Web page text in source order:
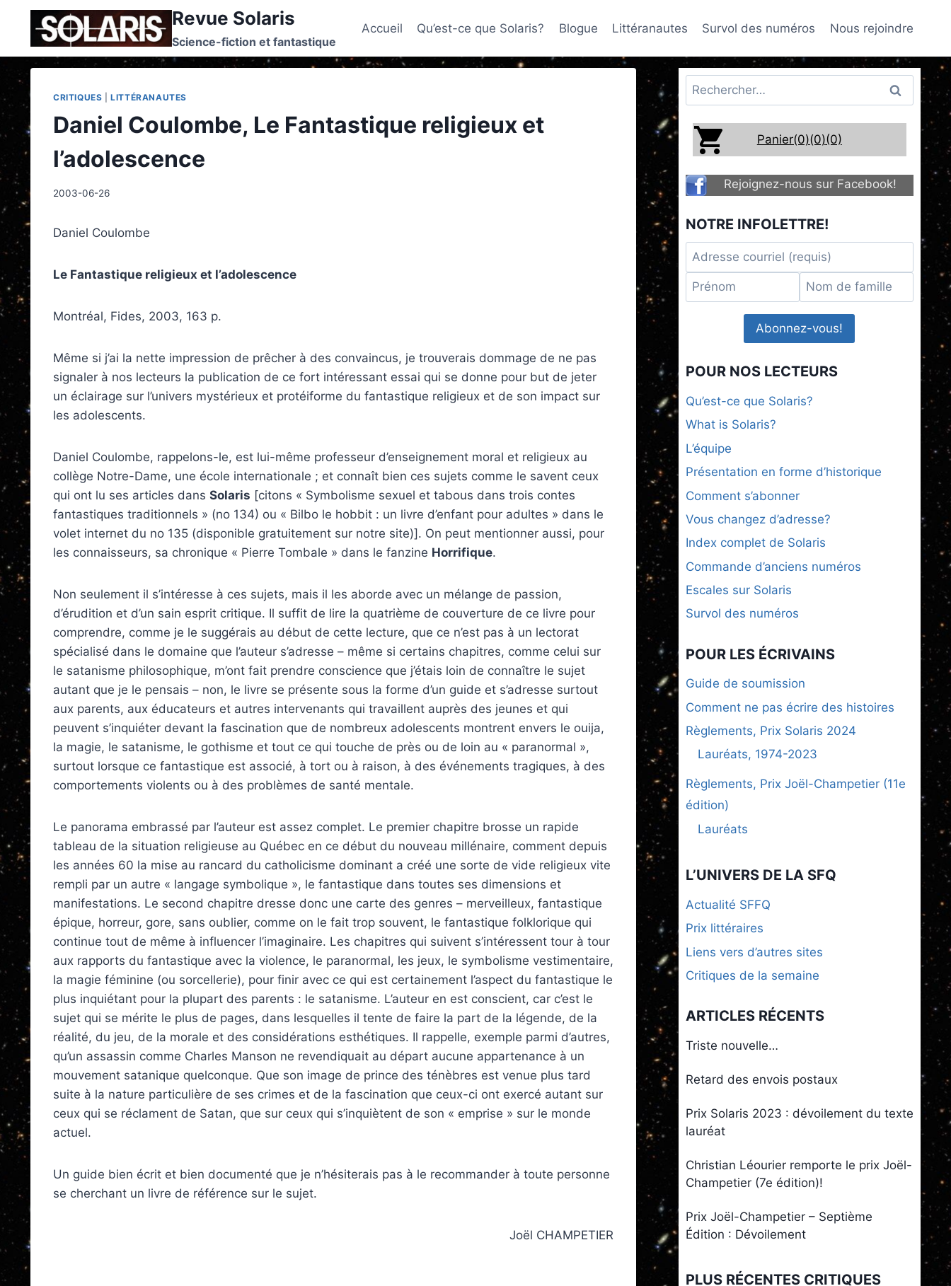
content
Revue Solaris
Science-fiction et fantastique
Accueil Qu’est-ce que Solaris? Blogue Littéranautes Survol des numéros Nous rejoindre
CRITIQUES |LITTÉRANAUTES
Daniel Coulombe, Le Fantastique religieux et
l’adolescence
2003-06-26
Daniel Coulombe
Le Fantastique religieux et l’adolescence
Montréal, Fides, 2003, 163 p.
Même si j’ai la nette impression de prêcher à des convaincus, je trouverais dommage de ne pas
signaler à nos lecteurs la publication de ce fort intéressant essai qui se donne pour but de jeter
un éclairage sur l’univers mystérieux et protéiforme du fantastique religieux et de son impact sur
les adolescents.
Daniel Coulombe, rappelons-le, est lui-même professeur d’enseignement moral et religieux au
collège Notre-Dame, une école internationale ; et connaît bien ces sujets comme le savent ceux
qui ont lu ses articles dans Solaris [citons « Symbolisme sexuel et tabous dans trois contes
fantastiques traditionnels » (no 134) ou « Bilbo le hobbit : un livre d’enfant pour adultes » dans le
volet internet du no 135 (disponible gratuitement sur notre site)]. On peut mentionner aussi, pour
les connaisseurs, sa chronique « Pierre Tombale » dans le fanzine Horrifique.
Non seulement il s’intéresse à ces sujets, mais il les aborde avec un mélange de passion,
d’érudition et d’un sain esprit critique. Il suffit de lire la quatrième de couverture de ce livre pour
comprendre, comme je le suggérais au début de cette lecture, que ce n’est pas à un lectorat
spécialisé dans le domaine que l’auteur s’adresse – même si certains chapitres, comme celui sur
le satanisme philosophique, m’ont fait prendre conscience que j’étais loin de connaître le sujet
autant que je le pensais – non, le livre se présente sous la forme d’un guide et s’adresse surtout
aux parents, aux éducateurs et autres intervenants qui travaillent auprès des jeunes et qui
peuvent s’inquiéter devant la fascination que de nombreux adolescents montrent envers le ouija,
la magie, le satanisme, le gothisme et tout ce qui touche de près ou de loin au « paranormal »,
surtout lorsque ce fantastique est associé, à tort ou à raison, à des événements tragiques, à des
comportements violents ou à des problèmes de santé mentale.
Le panorama embrassé par l’auteur est assez complet. Le premier chapitre brosse un rapide
tableau de la situation religieuse au Québec en ce début du nouveau millénaire, comment depuis
les années 60 la mise au rancard du catholicisme dominant a créé une sorte de vide religieux vite
rempli par un autre « langage symbolique », le fantastique dans toutes ses dimensions et
manifestations. Le second chapitre dresse donc une carte des genres – merveilleux, fantastique
épique, horreur, gore, sans oublier, comme on le fait trop souvent, le fantastique folklorique qui
continue tout de même à influencer l’imaginaire. Les chapitres qui suivent s’intéressent tour à tour
aux rapports du fantastique avec la violence, le paranormal, les jeux, le symbolisme vestimentaire,
la magie féminine (ou sorcellerie), pour finir avec ce qui est certainement l’aspect du fantastique le
plus inquiétant pour la plupart des parents : le satanisme. L’auteur en est conscient, car c’est le
sujet qui se mérite le plus de pages, dans lesquelles il tente de faire la part de la légende, de la
réalité, du jeu, de la morale et des considé­rations esthétiques. Il rappelle, exemple parmi d’autres,
qu’un assassin comme Charles Manson ne revendiquait au départ aucune appartenance à un
mouvement satanique quelconque. Que son image de prince des ténèbres est venue plus tard
suite à la nature parti­culière de ses crimes et de la fascination que ceux-ci ont exercé autant sur
ceux qui se réclament de Satan, que sur ceux qui s’inquiètent de son « emprise » sur le monde
actuel.
Un guide bien écrit et bien docu­menté que je n’hésiterais pas à le recommander à toute personne
se cherchant un livre de référence sur le sujet.
Joël CHAMPETIER
Rechercher :
Panier(0)(0)(0)
Rejoignez-nous sur Facebook!
NOTRE INFOLETTRE!
POUR NOS LECTEURS
Qu’est-ce que Solaris?
What is Solaris?
L’équipe
Présentation en forme d’historique
Comment s’abonner
Vous changez d’adresse?
Index complet de Solaris
Commande d’anciens numéros
Escales sur Solaris
Survol des numéros
POUR LES ÉCRIVAINS
Guide de soumission
Comment ne pas écrire des histoires
Règlements, Prix Solaris 2024
Lauréats, 1974-2023
Règlements, Prix Joël-Champetier (11e
édition)
Lauréats
L’UNIVERS DE LA SFQ
Actualité SFFQ
Prix littéraires
Liens vers d’autres sites
Critiques de la semaine
ARTICLES RÉCENTS
Triste nouvelle…
Retard des envois postaux
Prix Solaris 2023 : dévoilement du texte
lauréat
Christian Léourier remporte le prix Joël-
Champetier (7e édition)!
Prix Joël-Champetier – Septième
Édition : Dévoilement
PLUS RÉCENTES CRITIQUES